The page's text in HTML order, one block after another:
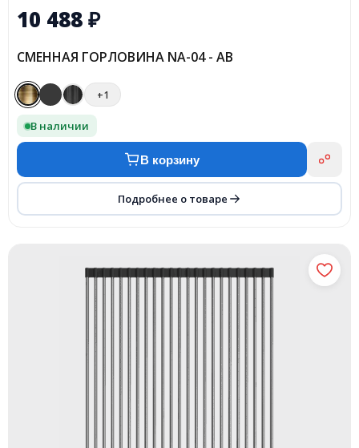
10 488₽
СМЕННАЯ ГОРЛОВИНА NA-04 - AB
+1
В наличии
В корзину
Подробнее о товаре